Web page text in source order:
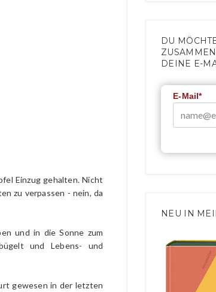
Einzug gehalten. Nicht
zu verpassen - nein, da
und in die Sonne zum
und Lebens- und
gewesen in der letzten
DU
DEINE E-
E-Mail*
NEU IN